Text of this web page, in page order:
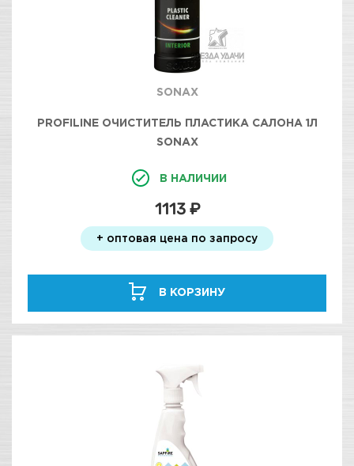
SONAX
PROFILINE ОЧИСТИТЕЛЬ ПЛАСТИКА САЛОНА 1Л
SONAX
В НАЛИЧИИ
1113 ₽
+ оптовая цена по запросу
В КОРЗИНУ